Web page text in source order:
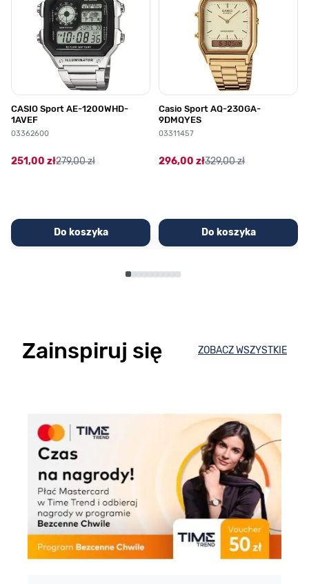
CASIO Sport AE-1200WHD-
1AVEF
03362600
251,00 zł279,00 zł
Do koszyka
Casio Sport AQ-230GA-
9DMQYES
03311457
296,00 zł329,00 zł
Do koszyka
Zainspiruj się ZOBACZ WSZYSTKIE